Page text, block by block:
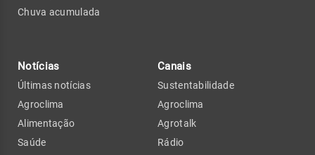
Chuva acumulada
Notícias
Últimas notícias
Agroclima
Alimentação
Saúde
Canais
Sustentabilidade
Agroclima
Agrotalk
Rádio